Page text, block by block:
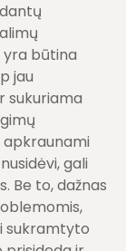
yra būtina
jau
sukuriama
gali
Be to, dažnas
sukramtyto